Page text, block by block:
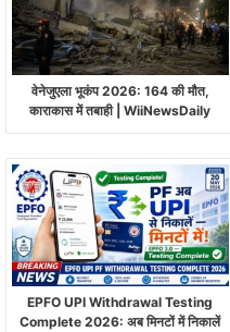
वेनेजुएला भूकंप 2026: 164 की मौत,
काराकास में तबाही | WiiNewsDaily
EPFO UPI Withdrawal Testing
Complete 2026: अब मिनटों में निकालें